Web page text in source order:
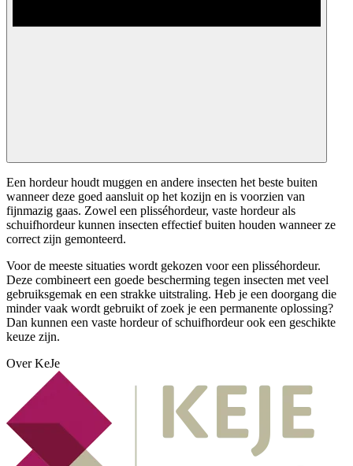
Een hordeur houdt muggen en andere insecten het beste buiten
wanneer deze goed aansluit op het kozijn en is voorzien van
fijnmazig gaas. Zowel een plisséhordeur, vaste hordeur als
schuifhordeur kunnen insecten effectief buiten houden wanneer ze
correct zijn gemonteerd.
Voor de meeste situaties wordt gekozen voor een plisséhordeur.
Deze combineert een goede bescherming tegen insecten met veel
gebruiksgemak en een strakke uitstraling. Heb je een doorgang die
minder vaak wordt gebruikt of zoek je een permanente oplossing?
Dan kunnen een vaste hordeur of schuifhordeur ook een geschikte
keuze zijn.
Over KeJe